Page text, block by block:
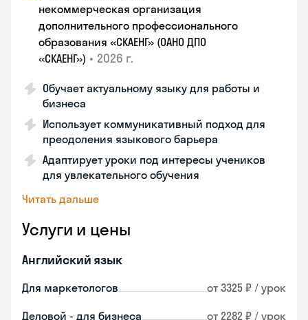
некоммерческая организация
дополнительного профессионального
образования «СКАЕНГ» (ОАНО ДПО
«СКАЕНГ») • 2026 г.
Обучает актуальному языку для работы и
бизнеса
Использует коммуникативный подход для
преодоления языкового барьера
Адаптирует уроки под интересы учеников
для увлекательного обучения
Читать дальше
Услуги и цены
Английский язык
Для маркетологов от 3325 ₽ / урок
Деловой - для бизнеса от 2282 ₽ / урок